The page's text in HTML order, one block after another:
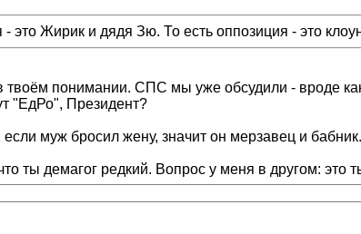
- это Жирик и дядя Зю. То есть оппозиция - это
твоём понимании. СПС мы уже обсудили - вроде
"ЕдРо", Президент?
муж бросил жену, значит он мерзавец и
ты демагог редкий. Вопрос у меня в другом: это